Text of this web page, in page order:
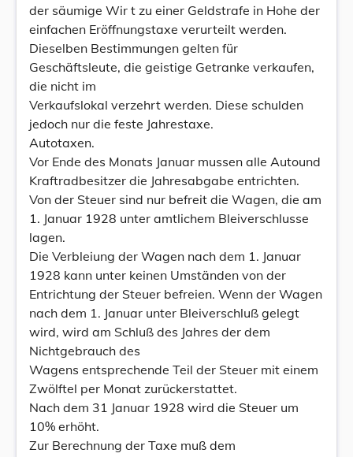
der säumige Wir t zu einer Geldstrafe in Hohe der
einfachen Eröffnungstaxe verurteilt werden.
Dieselben Bestimmungen gelten für
Geschäftsleute, die geistige Getranke verkaufen,
die nicht im
Verkaufslokal verzehrt werden. Diese schulden
jedoch nur die feste Jahrestaxe.
Autotaxen.
Vor Ende des Monats Januar mussen alle Autound
Kraftradbesitzer die Jahresabgabe entrichten.
Von der Steuer sind nur befreit die Wagen, die am
1. Januar 1928 unter amtlichem Bleiverschlusse
lagen.
Die Verbleiung der Wagen nach dem 1. Januar
1928 kann unter keinen Umständen von der
Entrichtung der Steuer befreien. Wenn der Wagen
nach dem 1. Januar unter Bleiverschluß gelegt
wird, wird am Schluß des Jahres der dem
Nichtgebrauch des
Wagens entsprechende Teil der Steuer mit einem
Zwölftel per Monat zurückerstattet.
Nach dem 31 Januar 1928 wird die Steuer um
10% erhöht.
Zur Berechnung der Taxe muß dem